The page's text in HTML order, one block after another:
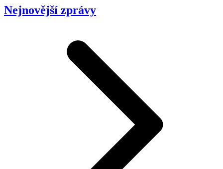
Nejnovější zprávy